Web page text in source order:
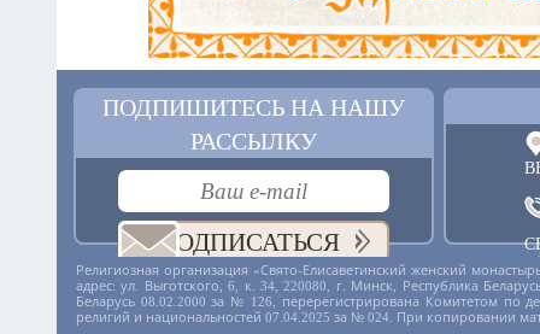
ПОДПИШИТЕСЬ НА НАШУ
РАССЫЛКУ
ПОДПИСАТЬСЯ
Религиозная организация «Свято-Елисаветинский женский
адрес: ул. Выготского, 6, к. 34, 220080, г. Минск, Республика
Беларусь 08.02.2000 за № 126, перерегистрирована Комитетом по
религий и национальностей 07.04.2025 за № 024. При копировании